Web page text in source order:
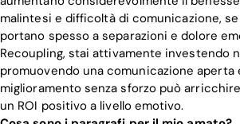
malintesi e difficoltà di comunicazione,
portano spesso a separazioni e dolore
Recoupling, stai attivamente investendo
promuovendo una comunicazione aperta
miglioramento senza sforzo può
un ROI positivo a livello emotivo.